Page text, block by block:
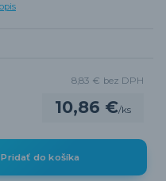
10,86 €/ks
8,83 € bez DPH
Pridať do košíka